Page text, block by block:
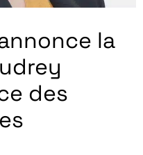
la
des